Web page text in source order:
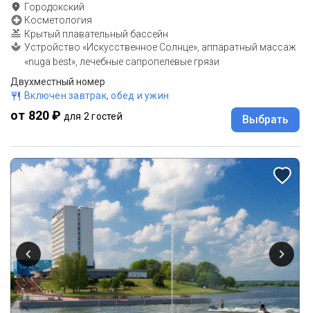
Городокский
Косметология
Крытый плавательный бассейн
Устройство «Искусственное Солнце», аппаратный массаж
«nuga best», лечебные сапропелевые грязи
Двухместный номер
Включен завтрак, обед и ужин
от 820 ₽ для 2 гостей Выбрать